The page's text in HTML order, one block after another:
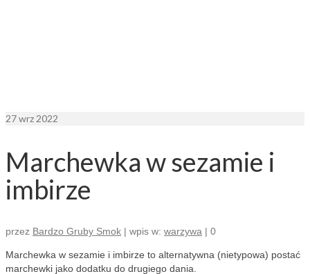
27wrz 2022
Marchewka w sezamie i
imbirze
przez Bardzo Gruby Smok | wpis w: warzywa | 0
Marchewka w sezamie i imbirze to alternatywna (nietypowa) postać
marchewki jako dodatku do drugiego dania.